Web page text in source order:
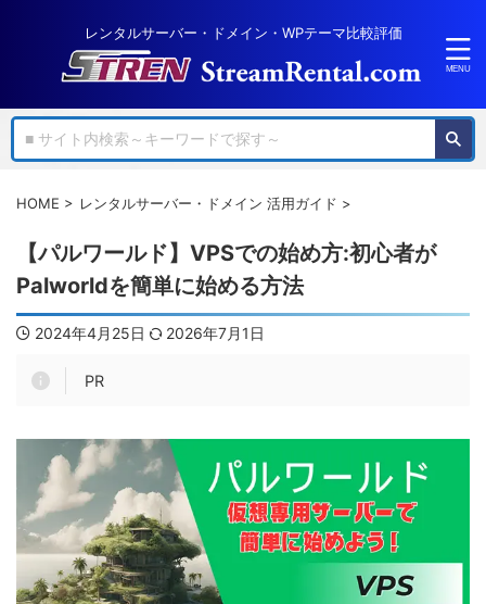
レンタルサーバー・ドメイン・WPテーマ比較評価
HOME > レンタルサーバー・ドメイン 活用ガイド >
【パルワールド】VPSでの始め方:初心者が
Palworldを簡単に始める方法
2024年4月25日 2026年7月1日
PR